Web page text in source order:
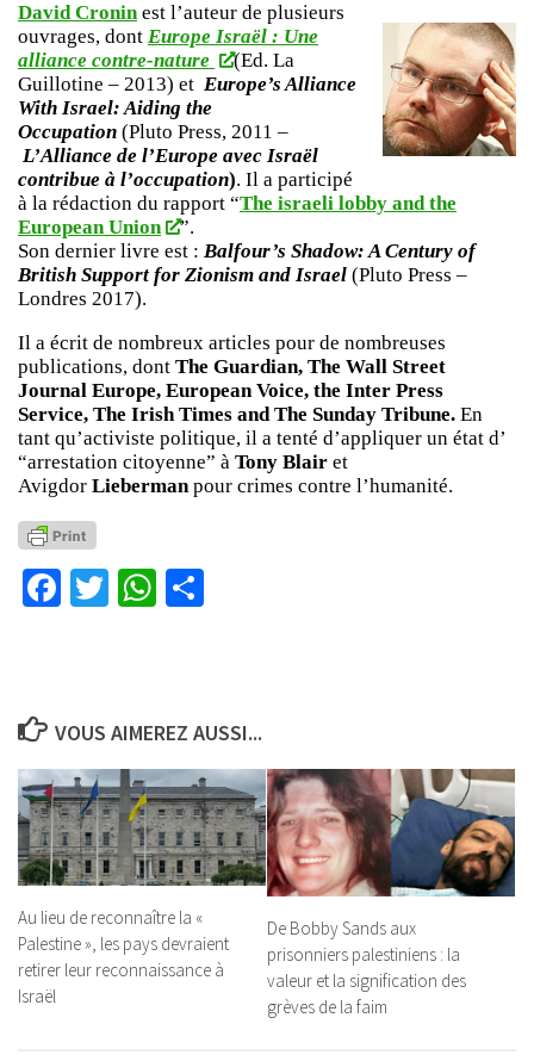
David Croninest l’auteur de plusieurs
ouvrages, dont Europe Israël : Une
alliance contre-nature
(Ed. La
Guillotine – 2013) et Europe’s Alliance
With Israel: Aiding the
Occupation (Pluto Press, 2011 –
L’Alliance de l’Europe avec Israël
contribue à l’occupation). Il a participé
à la rédaction du rapport “The israeli lobby and the
European Union
”.
Son dernier livre est : Balfour’s Shadow: A Century of
British Support for Zionism and Israel (Pluto Press –
Londres 2017).
Il a écrit de nombreux articles pour de nombreuses
publications, dont The Guardian, The Wall Street
Journal Europe, European Voice, the Inter Press
Service, The Irish Times and The Sunday Tribune. En
tant qu’activiste politique, il a tenté d’appliquer un état d’
“arrestation citoyenne” à Tony Blair et
Avigdor Liebermanpour crimes contre l’humanité.
Facebook
TwitterWhatsApp
VOUS AIMEREZ AUSSI...
Au lieu de reconnaître la «
Palestine », les pays devraient
retirer leur reconnaissance à
Israël
De Bobby Sands aux
prisonniers palestiniens : la
valeur et la signification des
grèves de la faim